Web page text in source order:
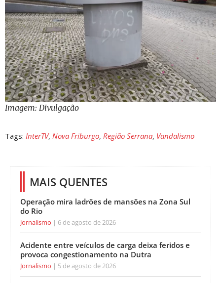
Imagem: Divulgação
Tags: InterTV, Nova Friburgo, Região Serrana, Vandalismo
MAIS QUENTES
Operação mira ladrões de mansões na Zona Sul
do Rio
Jornalismo 6 de agosto de 2026
Acidente entre veículos de carga deixa feridos e
provoca congestionamento na Dutra
Jornalismo 5 de agosto de 2026